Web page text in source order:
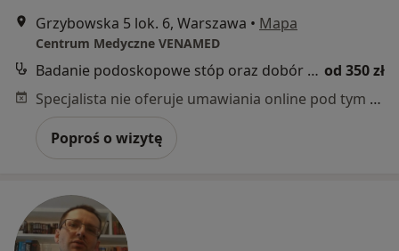
Grzybowska 5 lok. 6, Warszawa • Mapa
Centrum Medyczne VENAMED
Badanie podoskopowe stóp oraz dobór i wykonanie indywidualnych wkładek od 350 zł
Specjalista nie oferuje umawiania online pod tym adresem.
Poproś o wizytę